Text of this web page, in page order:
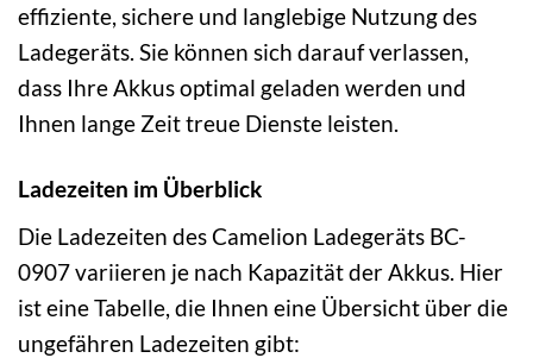
effiziente, sichere und langlebige Nutzung des
Ladegeräts. Sie können sich darauf verlassen,
dass Ihre Akkus optimal geladen werden und
Ihnen lange Zeit treue Dienste leisten.
Ladezeiten im Überblick
Die Ladezeiten des Camelion Ladegeräts BC-
0907 variieren je nach Kapazität der Akkus. Hier
ist eine Tabelle, die Ihnen eine Übersicht über die
ungefähren Ladezeiten gibt: